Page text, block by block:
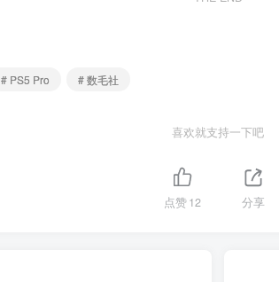
# PS5 Pro # 数毛社
喜欢就支持一下吧
点赞12 分享